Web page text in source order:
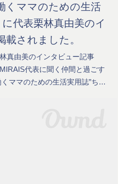
くママのための生活
代表栗林真由美のイ
載されました。
真由美のインタビュー記事
代表に聞く仲間と過ごす
ママのための生活実用誌”ち…